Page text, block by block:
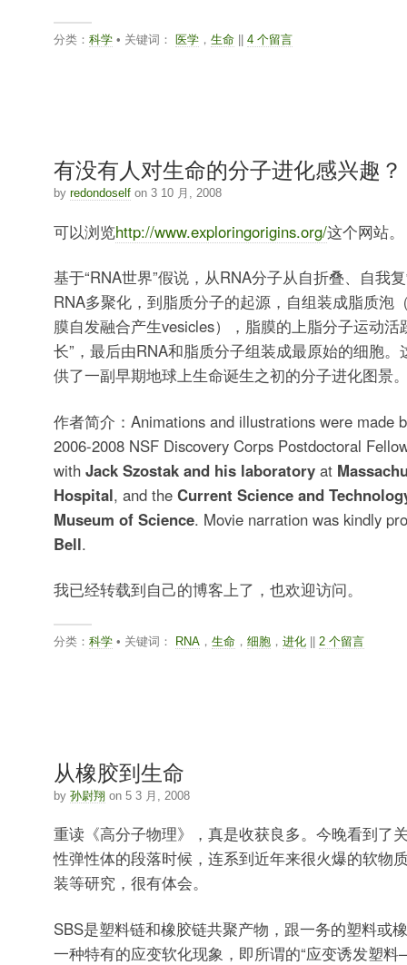
分类： 科学• 关键词： 医学， 生命 || 4 个留言
有没有人对生命的分子进化感兴趣？
by redondoselfon 3 10 月, 2008
可以浏览http://www.exploringorigins.org/这个网站。
基于“RNA世界”假说，从RNA分子从自折叠、自我
RNA多聚化，到脂质分子的起源，自组装成脂质泡
膜自发融合产生vesicles），脂膜的上脂分子运动活
长”，最后由RNA和脂质分子组装成最原始的细胞。
供了一副早期地球上生命诞生之初的分子进化图景
作者简介：Animations and illustrations were made
2006-2008 NSF Discovery Corps Postdoctoral
with Jack Szostak and his laboratoryat
Hospital, and theCurrent Science and
Museum of Science. Movie narration was kindly
Bell.
我已经转载到自己的博客上了，也欢迎访问。
分类： 科学• 关键词： RNA， 生命 ， 细胞， 进化|| 2 个留言
从橡胶到生命
by 孙尉翔 on 5 3 月, 2008
重读《高分子物理》，真是收获良多。今晚看到了
性弹性体的段落时候，连系到近年来很火爆的软物
装等研究，很有体会。
SBS是塑料链和橡胶链共聚产物，跟一务的塑料或
一种特有的应变软化现象，即所谓的“应变诱发塑